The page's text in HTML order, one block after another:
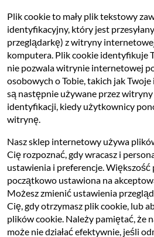
Plik cookie to mały plik tekstowy
identyfikacyjny, który jest
przeglądarkę) z witryny
komputera. Plik cookie identyfikuje
nie pozwala witrynie internetowej
osobowych o Tobie, takich jak
są następnie używane przez
identyfikacji, kiedy użytkownicy
witrynę.
Nasz sklep internetowy używa
Cię rozpoznać, gdy wracasz i
ustawienia i preferencje. Większość
początkowo ustawiona na
Możesz zmienić ustawienia
Cię, gdy otrzymasz plik cookie, lub
plików cookie. Należy pamiętać, że
może nie działać efektywnie, jeśli